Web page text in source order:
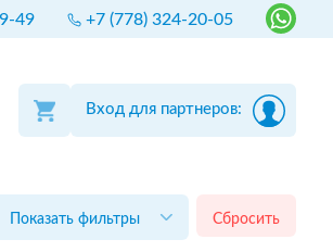
49 +7 (778) 324-20-05
Вход для партнеров:
Показать фильтры Сбросить